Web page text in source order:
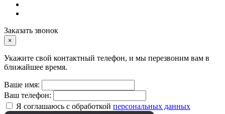
Заказать звонок
×
Укажите свой контактный телефон, и мы перезвоним вам в
ближайшее время.
Ваше имя:
Ваш телефон:
Я соглашаюсь с обработкой персональных данных